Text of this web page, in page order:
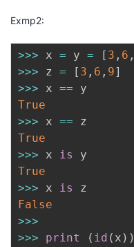
的
课
程
我
的
认
证
我
的
实
验
我
的
收
藏
技
的
Exmp2:
>>> x = y = [ 3 , 6 ,
>>> z = [ 3 , 6 , 9]
>>> x ==
True
>>> x ==
True
>>> x is
True
>>> x is
False
>>>
>>> print ( id ( x ) )